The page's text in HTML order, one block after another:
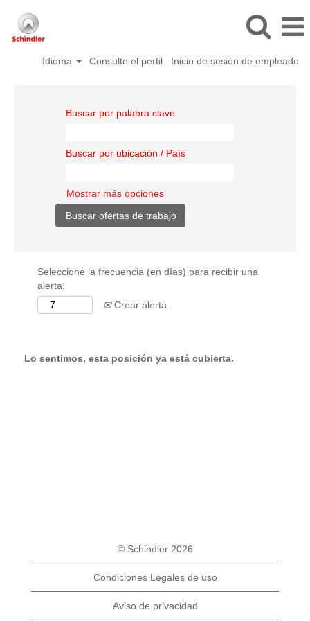
Idioma Consulte el perfil Inicio de sesión de empleado
Buscar por palabra clave
Buscar por ubicación / País
Mostrar más opciones
Seleccione la frecuencia (en días) para recibir una
alerta:
Crear alerta
Lo sentimos, esta posición ya está cubierta.
© Schindler 2026
Condiciones Legales de uso
Aviso de privacidad